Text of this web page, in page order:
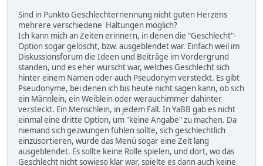
Sind in Punkto Geschlechternennung nicht guten Herzens
mehrere verschiedene Haltungen möglich?
Ich kann mich an Zeiten erinnern, in denen die "Geschlecht"-
Option sogar gelöscht, bzw. ausgeblendet war. Einfach weil im
Diskussionsforum die Ideen und Beiträge im Vordergrund
standen, und es eher wurscht war, welches Geschlecht sich
hinter einem Namen oder auch Pseudonym versteckt. Es gibt
Pseudonyme, bei denen ich bis heute nicht sagen kann, ob sich
ein Männlein, ein Weiblein oder werauchimmer dahinter
versteckt. Ein Menschlein, in jedem Fall. In YaBB gab es nicht
einmal eine dritte Option, um "keine Angabe" zu machen. Da
niemand sich gezwungen fühlen sollte, sich geschlechtlich
einzusortieren, wurde das Menü sogar eine Zeit lang
ausgeblendet. Es sollte keine Rolle spielen, und dort, wo das
Geschlecht nicht sowieso klar war, spielte es dann auch keine